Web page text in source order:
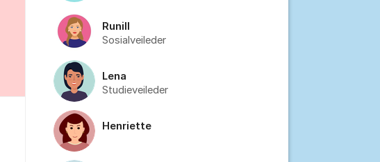
Runill
Sosialveileder
Lena
Studieveileder
Henriette